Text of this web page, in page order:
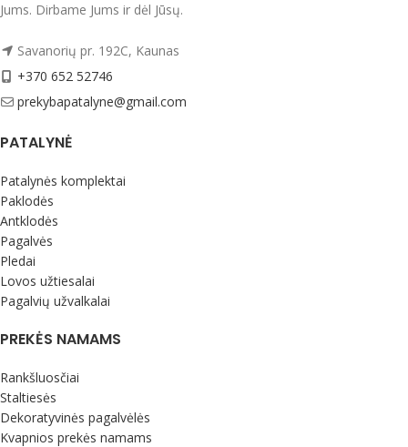
Jums. Dirbame Jums ir dėl Jūsų.
Savanorių pr. 192C, Kaunas
+370 652 52746
prekybapatalyne@gmail.com
PATALYNĖ
Patalynės komplektai
Paklodės
Antklodės
Pagalvės
Pledai
Lovos užtiesalai
Pagalvių užvalkalai
PREKĖS NAMAMS
Rankšluosčiai
Staltiesės
Dekoratyvinės pagalvėlės
Kvapnios prekės namams